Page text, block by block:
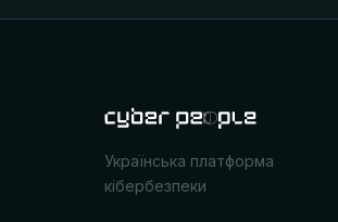
Українська платформа
кібербезпеки